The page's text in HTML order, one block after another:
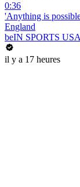
0:36
'Anything is
England
beIN SPORTS USA
il y a 17 heures